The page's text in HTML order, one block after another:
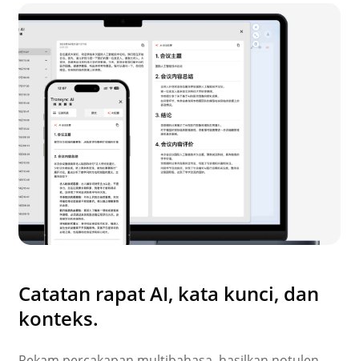
Catatan rapat AI, kata kunci, dan
konteks.